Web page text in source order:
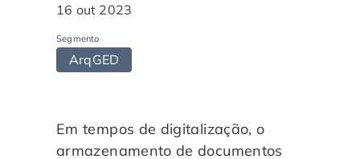
Adequação à LGPD
Departamento Financeiro
Trabalhe Conosco
16 out 2023
Segmento
ArqGED
Em tempos de digitalização, o
armazenamento de documentos